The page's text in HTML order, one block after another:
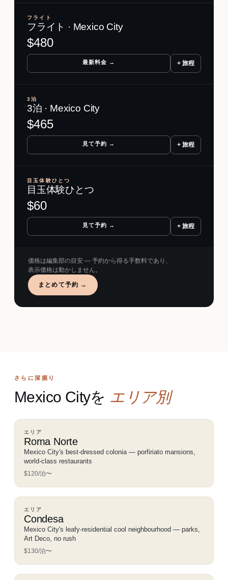
フライト
フライト · Mexico City
$480
最新料金 → + 旅程
3泊
3泊 · Mexico City
$465
見て予約 → + 旅程
目玉体験ひとつ
目玉体験ひとつ
$60
見て予約 → + 旅程
価格は編集部の目安 ― 予約から得る手数料であり、
表示価格は動かしません。
まとめて予約 →
さらに深掘り
Mexico Cityを エリア別
エリア
Roma Norte
Mexico City's best-dressed colonia — porfiriato mansions,
world-class restaurants
$120/泊〜
エリア
Condesa
Mexico City's leafy-residential cool neighbourhood — parks,
Art Deco, no rush
$130/泊〜